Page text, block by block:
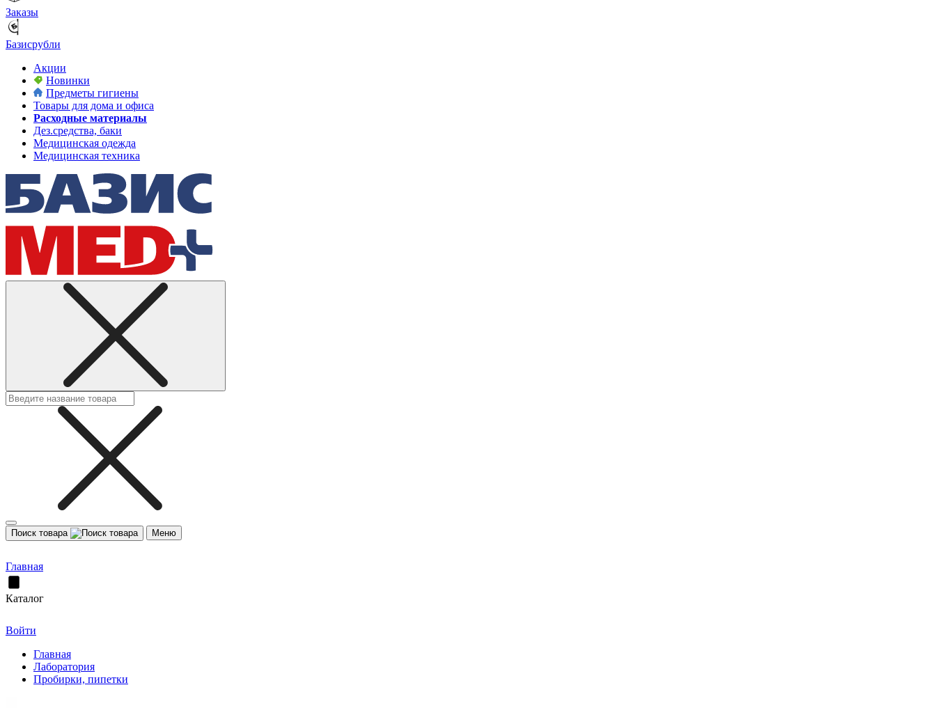
Заказы
Базисрубли
Акции
Новинки
Предметы гигиены
Товары для дома и офиса
Расходные материалы
Дез.средства, баки
Медицинская одежда
Медицинская техника
Поиск товара Меню
Главная
Каталог
Войти
Главная
Лаборатория
Пробирки, пипетки